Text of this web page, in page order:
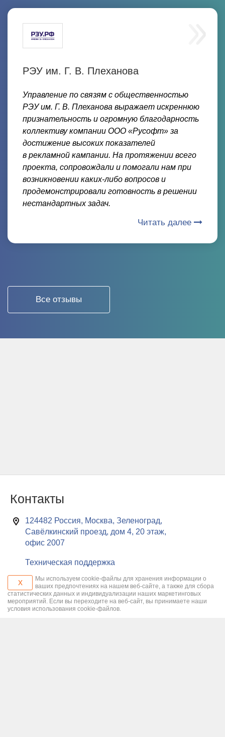
x
Мы используем cookie-файлы для хранения информации о
ваших предпочтениях на нашем веб-сайте, а также для сбора
статистических данных и индивидуализации наших маркетинговых
мероприятий. Если вы переходите на веб-сайт, вы принимаете наши
условия использования cookie-файлов.
РЭУ им. Г. В. Плеханова
Управление по связям с общественностью
РЭУ им. Г. В. Плеханова выражает искреннюю
признательность и огромную благодарность
коллективу компании ООО «Русофт» за
достижение высоких показателей
в рекламной кампании. На протяжении всего
проекта, сопровождали и помогали нам при
возникновении каких-либо вопросов и
продемонстрировали готовность в решении
нестандартных задач.
Читать далее
Все отзывы
Контакты
124482 Россия, Москва, Зеленоград,
Савёлкинский проезд, дом 4, 20 этаж,
офис 2007
Техническая поддержка